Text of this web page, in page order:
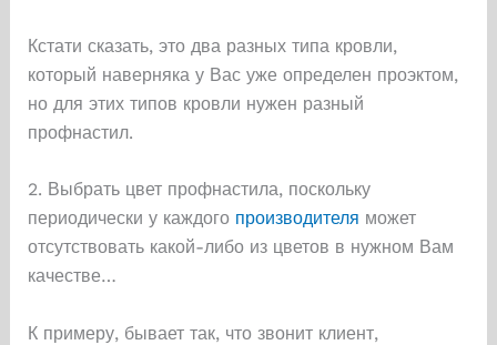
Кстати сказать, это два разных типа кровли,
который наверняка у Вас уже определен проэктом,
но для этих типов кровли нужен разный
профнастил.
2. Выбрать цвет профнастила, поскольку
периодически у каждого производителя может
отсутствовать какой-либо из цветов в нужном Вам
качестве…
К примеру, бывает так, что звонит клиент,